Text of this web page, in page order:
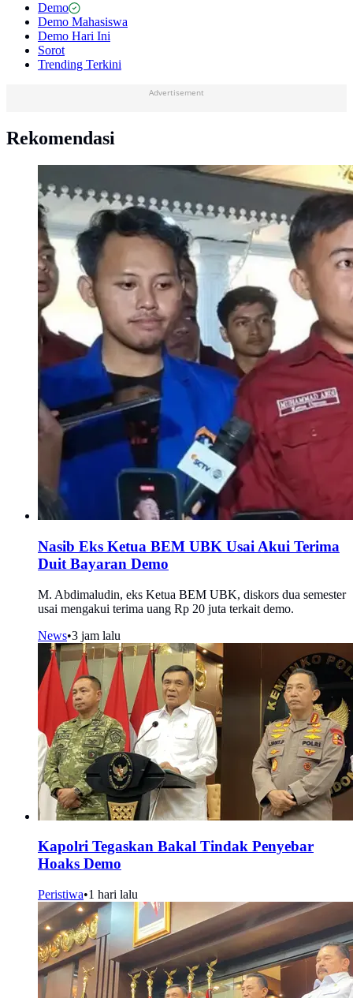
Demo
Demo Mahasiswa
Demo Hari Ini
Sorot
Trending Terkini
Advertisement
Rekomendasi
Nasib Eks Ketua BEM UBK Usai Akui Terima
Duit Bayaran Demo
M. Abdimaludin, eks Ketua BEM UBK, diskors dua semester
usai mengakui terima uang Rp 20 juta terkait demo.
News•3 jam lalu
Kapolri Tegaskan Bakal Tindak Penyebar
Hoaks Demo
Peristiwa•1 hari lalu